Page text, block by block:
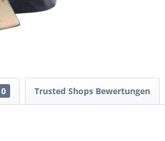
0 Trusted Shops Bewertungen